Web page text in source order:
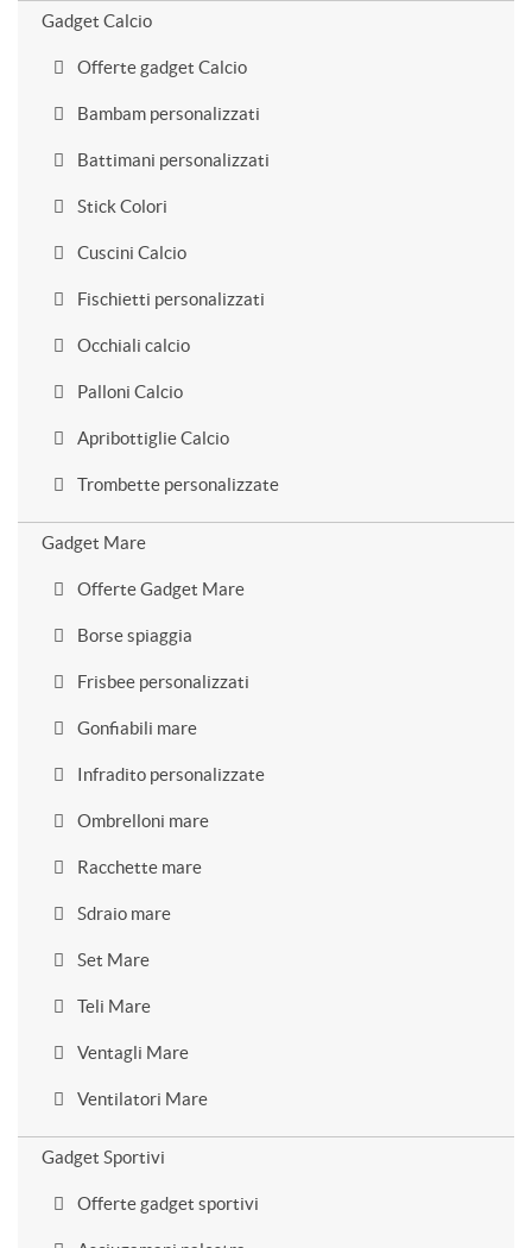
Gadget Calcio
Offerte gadget Calcio
Bambam personalizzati
Battimani personalizzati
Stick Colori
Cuscini Calcio
Fischietti personalizzati
Occhiali calcio
Palloni Calcio
Apribottiglie Calcio
Trombette personalizzate
Gadget Mare
Offerte Gadget Mare
Borse spiaggia
Frisbee personalizzati
Gonfiabili mare
Infradito personalizzate
Ombrelloni mare
Racchette mare
Sdraio mare
Set Mare
Teli Mare
Ventagli Mare
Ventilatori Mare
Gadget Sportivi
Offerte gadget sportivi